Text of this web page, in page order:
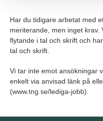
Har du tidigare arbetat med
meriterande, men inget krav.
flytande i tal och skrift och
tal och skrift.
Vi tar inte emot ansökningar
enkelt via anvisad länk på
(www.tng.se/lediga-jobb).